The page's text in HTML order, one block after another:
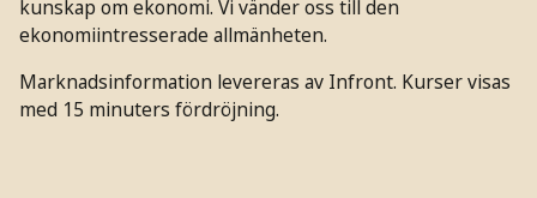
kunskap om ekonomi. Vi vänder oss till den
ekonomiintresserade allmänheten.
Marknadsinformation levereras av Infront. Kurser visas
med 15 minuters fördröjning.